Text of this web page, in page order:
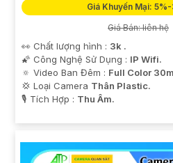
Giá Khuyến Mại:
Giá Bán: liên hệ
👀 Chất lượng hình : 3k .
🌠 Công Nghệ Sử Dụng : IP Wifi.
🔅 Video Ban Đêm : Full Color
💢 Loại Camera Thân Plastic.
️🎙 Tích Hợp : Thu Âm.